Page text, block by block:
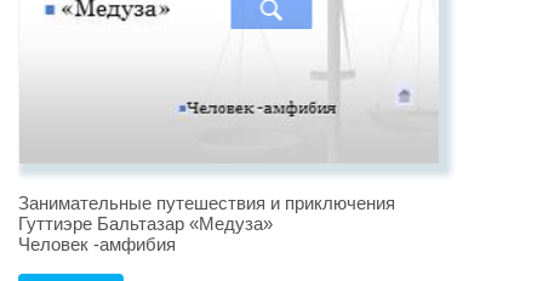
Занимательные путешествия и приключения
Гуттиэре Бальтазар «Медуза»
Человек -амфибия